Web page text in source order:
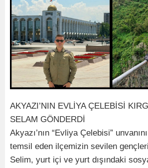
AKYAZI’NIN EVLİYA ÇELEBİSİ
SELAM GÖNDERDİ
Akyazı’nın “Evliya Çelebisi”
temsil eden ilçemizin sevilen
Selim, yurt içi ve yurt dışındaki